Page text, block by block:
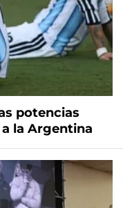
potencias
la Argentina